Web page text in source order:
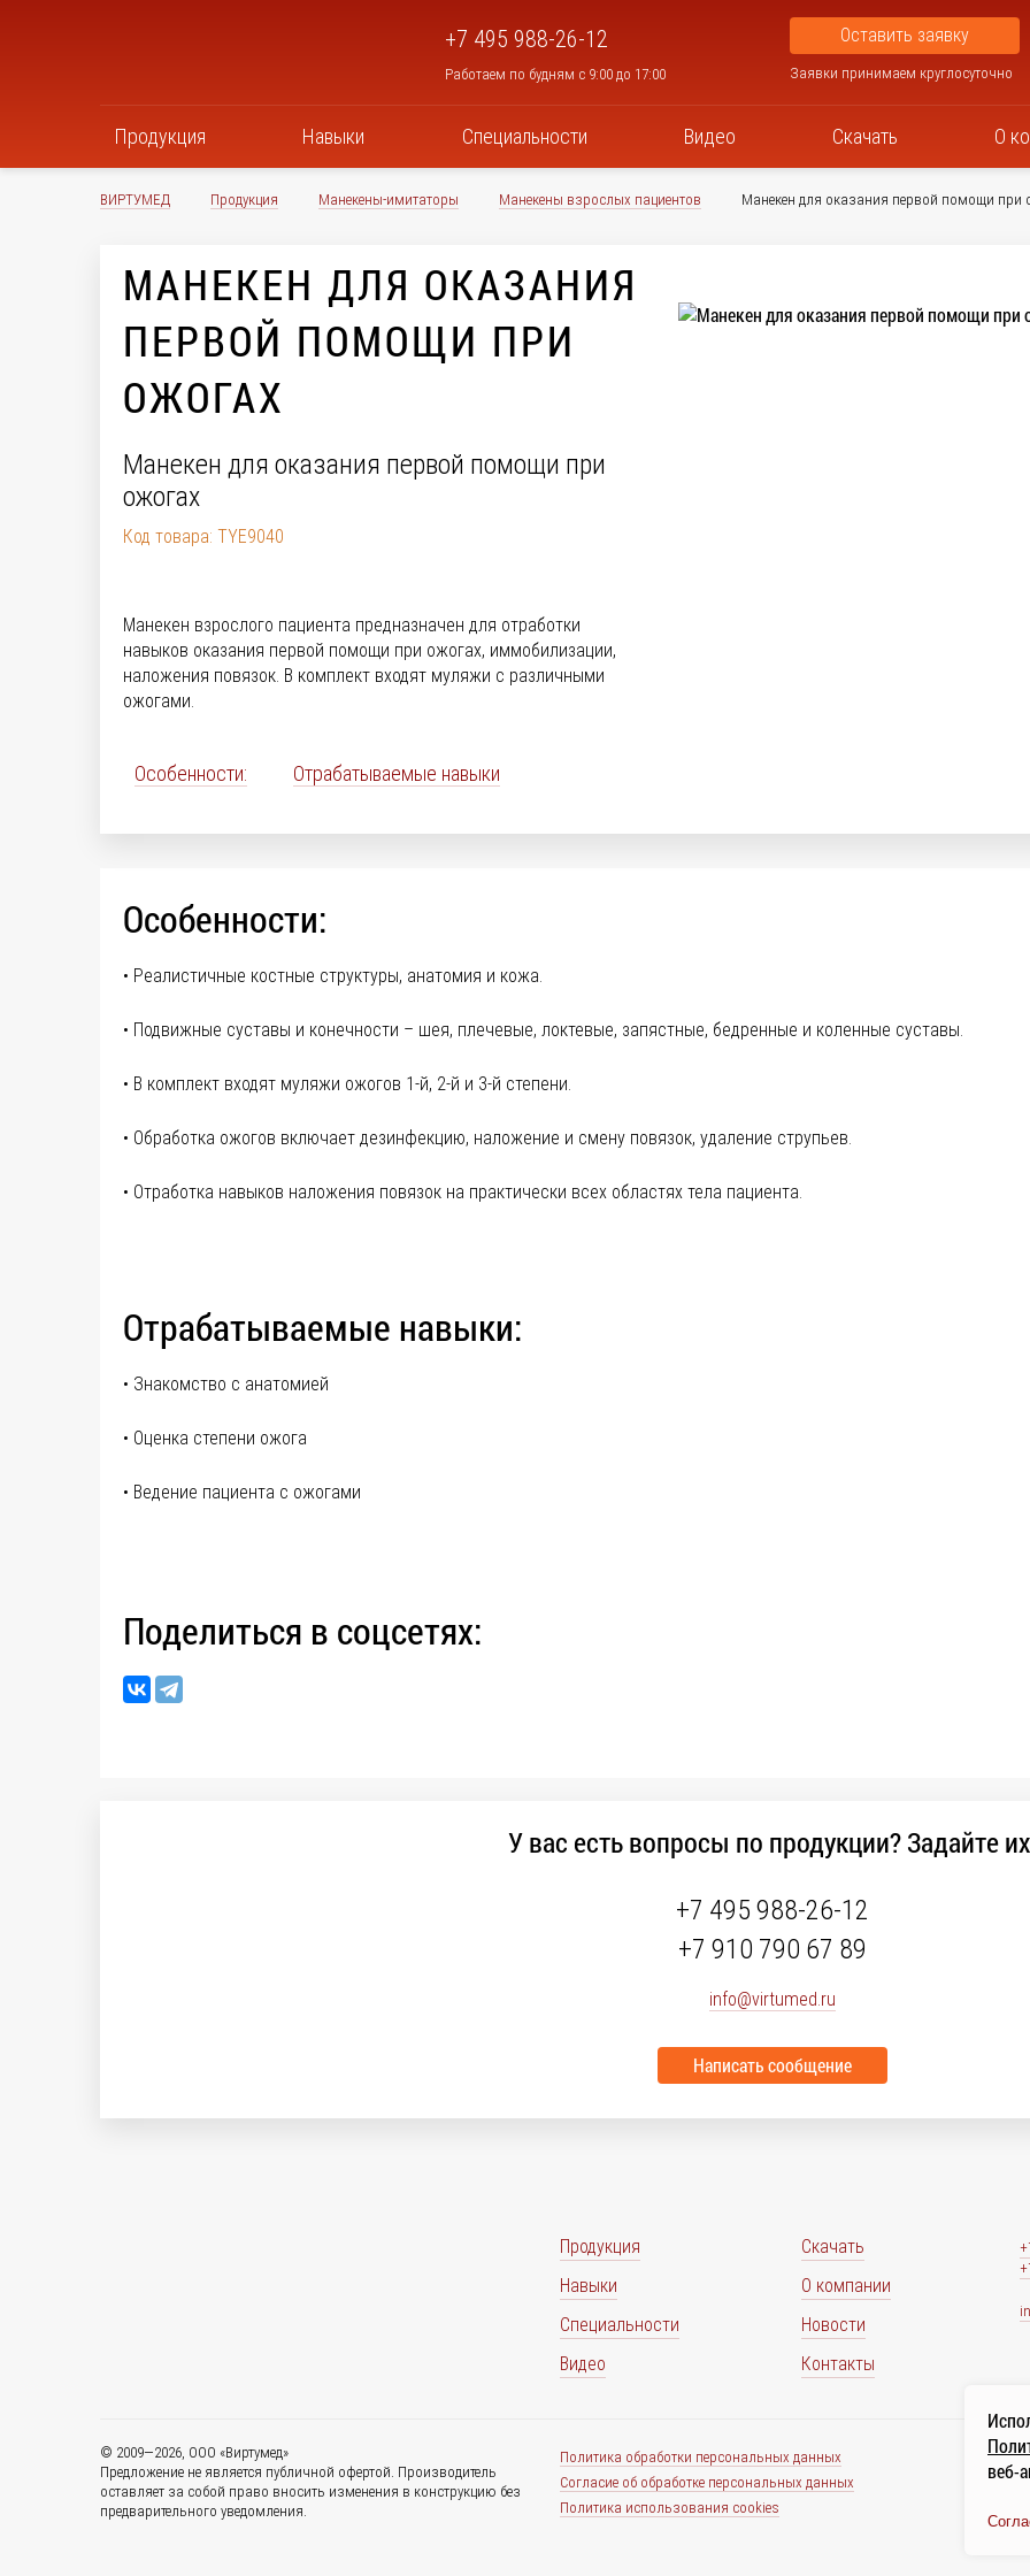
+7 495 988-26-12
Работаем по будням с 9:00 до 17:00
Оставить заявку
Заявки принимаем круглосуточно
Продукция Навыки Специальности Видео Скачать О
ВИРТУМЕД Продукция Манекены-имитаторы Манекены взрослых пациентов Манекен для оказания первой помощи при
МАНЕКЕН ДЛЯ ОКАЗАНИЯ
ПЕРВОЙ ПОМОЩИ ПРИ
ОЖОГАХ
Манекен для оказания первой помощи при
ожогах
Код товара: TYE9040
Манекен взрослого пациента предназначен для отработки
навыков оказания первой помощи при ожогах, иммобилизации,
наложения повязок. В комплект входят муляжи с различными
ожогами.
Особенности: Отрабатываемые навыки
Особенности:
• Реалистичные костные структуры, анатомия и кожа.
• Подвижные суставы и конечности – шея, плечевые, локтевые, запястные, бедренные и коленные суставы.
• В комплект входят муляжи ожогов 1-й, 2-й и 3-й степени.
• Обработка ожогов включает дезинфекцию, наложение и смену повязок, удаление струпьев.
• Отработка навыков наложения повязок на практически всех областях тела пациента.
Отрабатываемые навыки:
• Знакомство с анатомией
• Оценка степени ожога
• Ведение пациента с ожогами
Поделиться в соцсетях:
У вас есть вопросы по продукции? Задайте
+7 495 988-26-12
+7 910 790 67 89
info@virtumed.ru
Написать сообщение
Продукция
Навыки
Специальности
Видео
Скачать
О компании
Новости
Контакты
© 2009—2026, ООО «Виртумед»
Предложение не является публичной офертой. Производитель
оставляет за собой право вносить изменения в конструкцию без
предварительного уведомления.
Политика обработки персональных данных
Согласие об обработке персональных данных
Политика использования cookies
веб-